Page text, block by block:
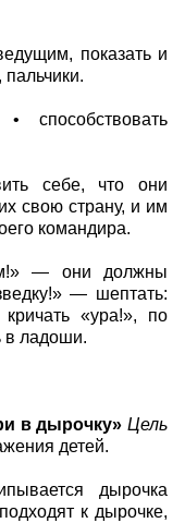
показать и
пальчики.
• способствовать
себе, что они
свою страну, и им
командира.
— они должны
— шептать:
«ура!», по
в ладоши.
в дырочку» Цель
детей.
дырочка
к дырочке,